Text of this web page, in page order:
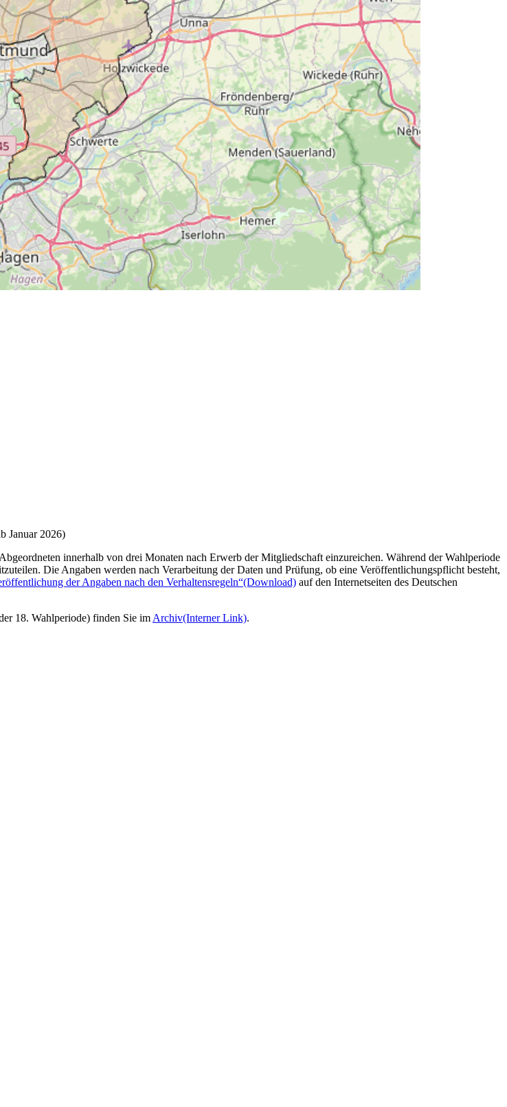
Januar 2026)
innerhalb von drei Monaten nach Erwerb der Mitgliedschaft einzureichen. Während der Wahlperiode
Die Angaben werden nach Verarbeitung der Daten und Prüfung, ob eine Veröffentlichungspflicht besteht,
der Angaben nach den Verhaltensregeln“(Download) auf den Internetseiten des Deutschen
18. Wahlperiode) finden Sie im Archiv(Interner Link).